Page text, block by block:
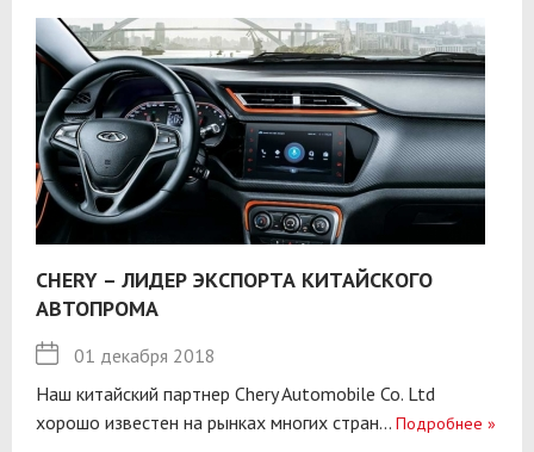
CHERY – ЛИДЕР ЭКСПОРТА КИТАЙСКОГО
АВТОПРОМА
01 декабря 2018
Наш китайский партнер Chery Automobile Co. Ltd
хорошо известен на рынках многих стран... Подробнее »